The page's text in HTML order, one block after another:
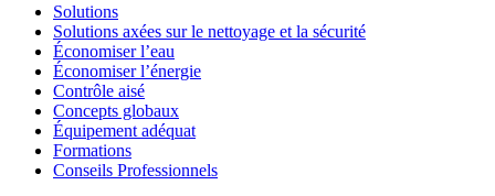
Solutions
Solutions axées sur le nettoyage et la sécurité
Économiser l’eau
Économiser l’énergie
Contrôle aisé
Concepts globaux
Équipement adéquat
Formations
Conseils Professionnels